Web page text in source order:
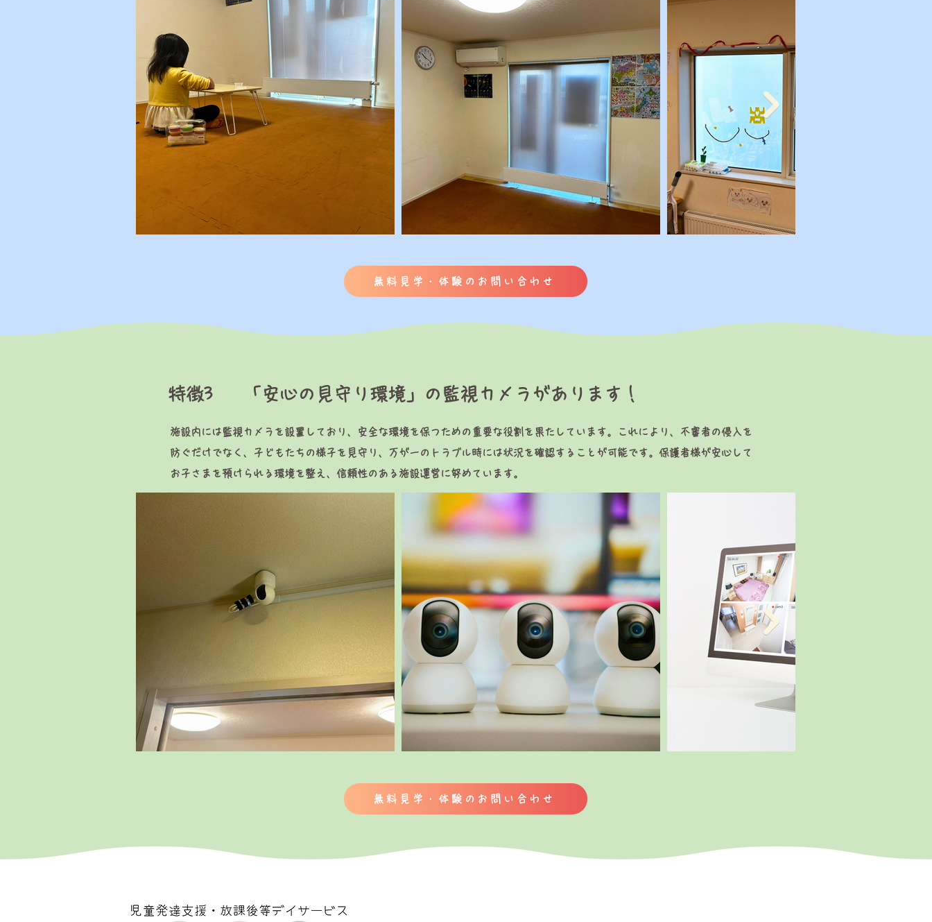
無料見学・体験のお問い合わせ
​特徴3 「安心の見守り環境」の監視カメラがあります！
施設内には監視カメラを設置しており、安全な環境を保つための重要な役割を果たしています。これにより、不審者の侵入を
防ぐだけでなく、子どもたちの様子を見守り、万が一のトラブル時には状況を確認することが可能です。保護者様が安心して
お子さまを預けられる環境を整え、信頼性のある施設運営に努めています。
無料見学・体験のお問い合わせ